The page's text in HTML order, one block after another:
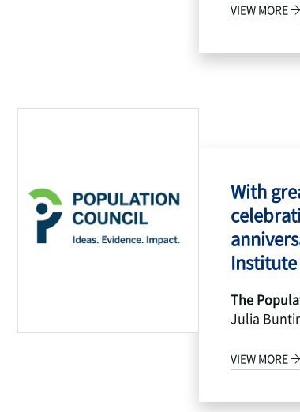
VIEW MORE
With
The
Julia
VIEW MORE